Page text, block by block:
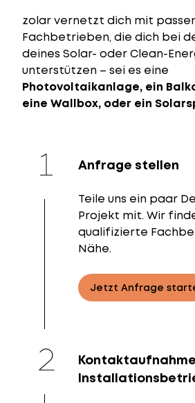
zolar vernetzt dich mit
Fachbetrieben, die dich bei
deines Solar- oder Clean-
unterstützen – sei es eine
Photovoltaikanlage, ein
eine Wallbox, oder ein
Anfrage stellen
Teile uns ein paar
Projekt mit. Wir
qualifizierte
Nähe.
Jetzt Anfrage